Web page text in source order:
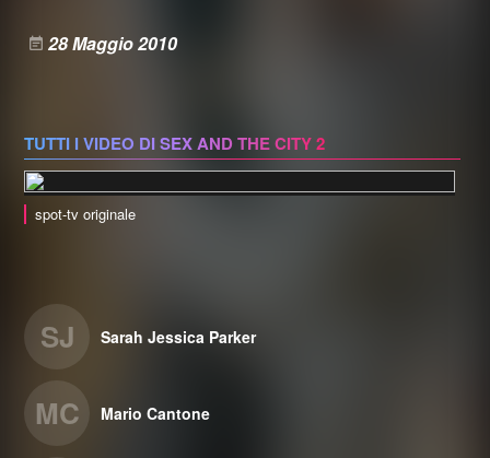
28 Maggio 2010
TUTTI I VIDEO DI SEX AND THE CITY 2
spot-tv originale
SJ Sarah Jessica Parker
MC Mario Cantone